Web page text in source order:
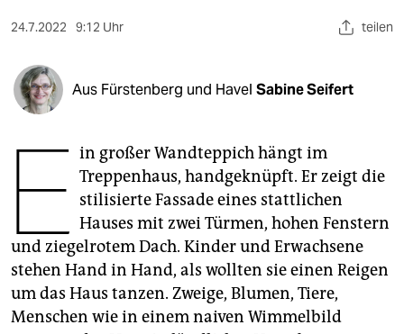
unterstützen
abo
genossenschaft
epaper login
24.7.2022 9:12 Uhr teilen
Aus Fürstenberg und Havel Sabine Seifert
E in großer Wandteppich hängt im
Treppenhaus, handgeknüpft. Er zeigt die
stilisierte Fassade eines stattlichen
Hauses mit zwei Türmen, hohen Fenstern
und ziegelrotem Dach. Kinder und Erwachsene
stehen Hand in Hand, als wollten sie einen Reigen
um das Haus tanzen. Zweige, Blumen, Tiere,
Menschen wie in einem naiven Wimmelbild